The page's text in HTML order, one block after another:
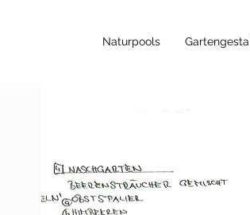
Naturpools